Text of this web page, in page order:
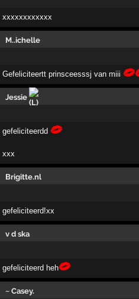
xxxxxxxxxxxx
M..ichelle
Gefeliciteertt prinsceesssj van miii
Jessie
gefeliciteerdd
xxx
Brigitte.nl
gefeliciteerd!xx
v d ska
gefeliciteerd heh
~ Casey.